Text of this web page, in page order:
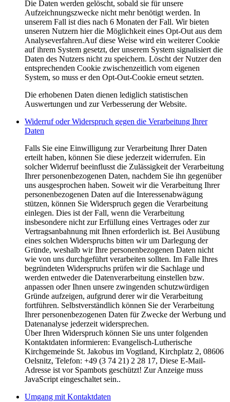
Die Daten werden gelöscht, sobald sie für unsere
Aufzeichnungszwecke nicht mehr benötigt werden. In
unserem Fall ist dies nach 6 Monaten der Fall. Wir bieten
unseren Nutzern hier die Möglichkeit eines Opt-Out aus dem
Analyseverfahren.Auf diese Weise wird ein weiterer Cookie
auf ihrem System gesetzt, der unserem System signalisiert die
Daten des Nutzers nicht zu speichern. Löscht der Nutzer den
entsprechenden Cookie zwischenzeitlich vom eigenen
System, so muss er den Opt-Out-Cookie erneut setzten.
Die erhobenen Daten dienen lediglich statistischen
Auswertungen und zur Verbesserung der Website.
Widerruf oder Widerspruch gegen die Verarbeitung Ihrer
Daten
Falls Sie eine Einwilligung zur Verarbeitung Ihrer Daten
erteilt haben, können Sie diese jederzeit widerrufen. Ein
solcher Widerruf beeinflusst die Zulässigkeit der Verarbeitung
Ihrer personenbezogenen Daten, nachdem Sie ihn gegenüber
uns ausgesprochen haben. Soweit wir die Verarbeitung Ihrer
personenbezogenen Daten auf die Interessenabwägung
stützen, können Sie Widerspruch gegen die Verarbeitung
einlegen. Dies ist der Fall, wenn die Verarbeitung
insbesondere nicht zur Erfüllung eines Vertrages oder zur
Vertragsanbahnung mit Ihnen erforderlich ist. Bei Ausübung
eines solchen Widerspruchs bitten wir um Darlegung der
Gründe, weshalb wir Ihre personenbezogenen Daten nicht
wie von uns durchgeführt verarbeiten sollten. Im Falle Ihres
begründeten Widerspruchs prüfen wir die Sachlage und
werden entweder die Datenverarbeitung einstellen bzw.
anpassen oder Ihnen unsere zwingenden schutzwürdigen
Gründe aufzeigen, aufgrund derer wir die Verarbeitung
fortführen. Selbstverständlich können Sie der Verarbeitung
Ihrer personenbezogenen Daten für Zwecke der Werbung und
Datenanalyse jederzeit widersprechen.
Über Ihren Widerspruch können Sie uns unter folgenden
Kontaktdaten informieren: Evangelisch-Lutherische
Kirchgemeinde St. Jakobus im Vogtland, Kirchplatz 2, 08606
Oelsnitz, Telefon: +49 (3 74 21) 2 28 17, Diese E-Mail-
Adresse ist vor Spambots geschützt! Zur Anzeige muss
JavaScript eingeschaltet sein..
Umgang mit Kontaktdaten